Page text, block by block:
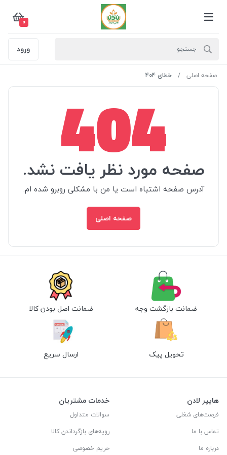
0
ورود
صفحه اصلی خطای 404
404
صفحه مورد نظر یافت نشد.
آدرس صفحه اشتباه است یا من با مشکلی روبرو شده ام.
صفحه اصلی
ضمانت بازگشت وجه ضمانت اصل بودن کالا
تحویل پیک ارسال سریع
هایپر لادن
فرصت‌های شغلی
تماس با ما
درباره ما
خدمات مشتریان
سوالات متداول
رویه‌های بازگرداندن کالا
حریم خصوصی